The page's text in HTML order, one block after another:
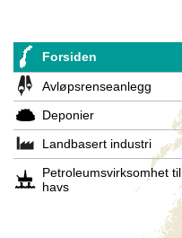
Forsiden
Avløpsrenseanlegg
Deponier
Landbasert industri
Petroleumsvirksomhet til
havs